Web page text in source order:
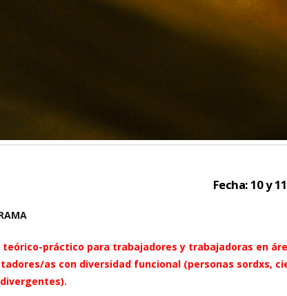
Fecha: 10 y
teórico-práctico para trabajadores y trabajadoras en
as con diversidad funcional (personas sordxs,